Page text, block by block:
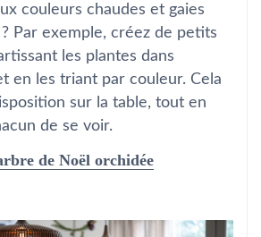
couleurs chaudes et gaies
Par exemple, créez de petits
les plantes dans
en les triant par couleur. Cela
sur la table, tout en
de se voir.
de Noël orchidée